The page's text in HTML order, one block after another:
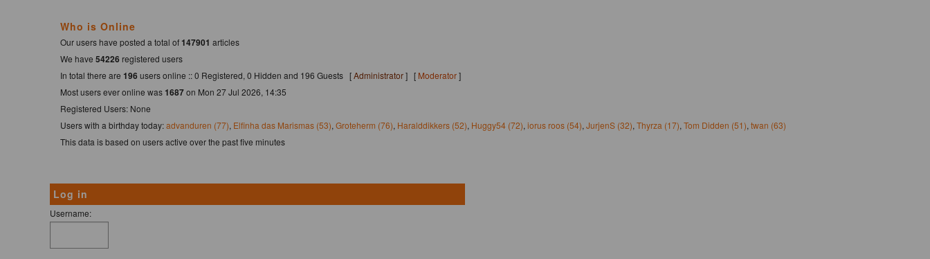
Who is Online
Our users have posted a total of147901 articles
We have 54226 registered users
In total there are 196 users online :: 0 Registered, 0 Hidden and 196 Guests [Administrator] [ Moderator]
Most users ever online was1687on Mon 27 Jul 2026, 14:35
Registered Users: None
Users with a birthday today:advanduren (77), Elfinha das Marismas (53), Groteherm (76), Haralddikkers (52), Huggy54 (72), iorus roos (54), JurjenS (32), Thyrza (17), Tom Didden (51), twan (63)
This data is based on users active over the past five minutes
Log in
Username: